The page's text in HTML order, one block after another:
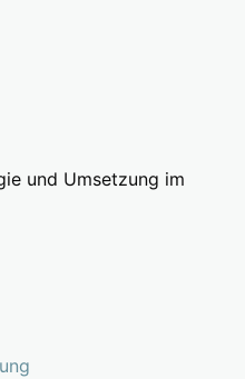
und Umsetzung im